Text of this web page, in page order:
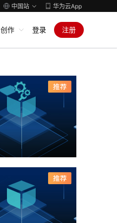
中国站 华为云App
创作 登录 注册